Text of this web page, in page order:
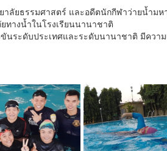
ลัยธรรมศาสตร์ และอดีตนักกีฬาว่ายน้ำมห
างน้ำในโรงเรียนนานาชาติ
นระดับประเทศและระดับนานาชาติ มีคว